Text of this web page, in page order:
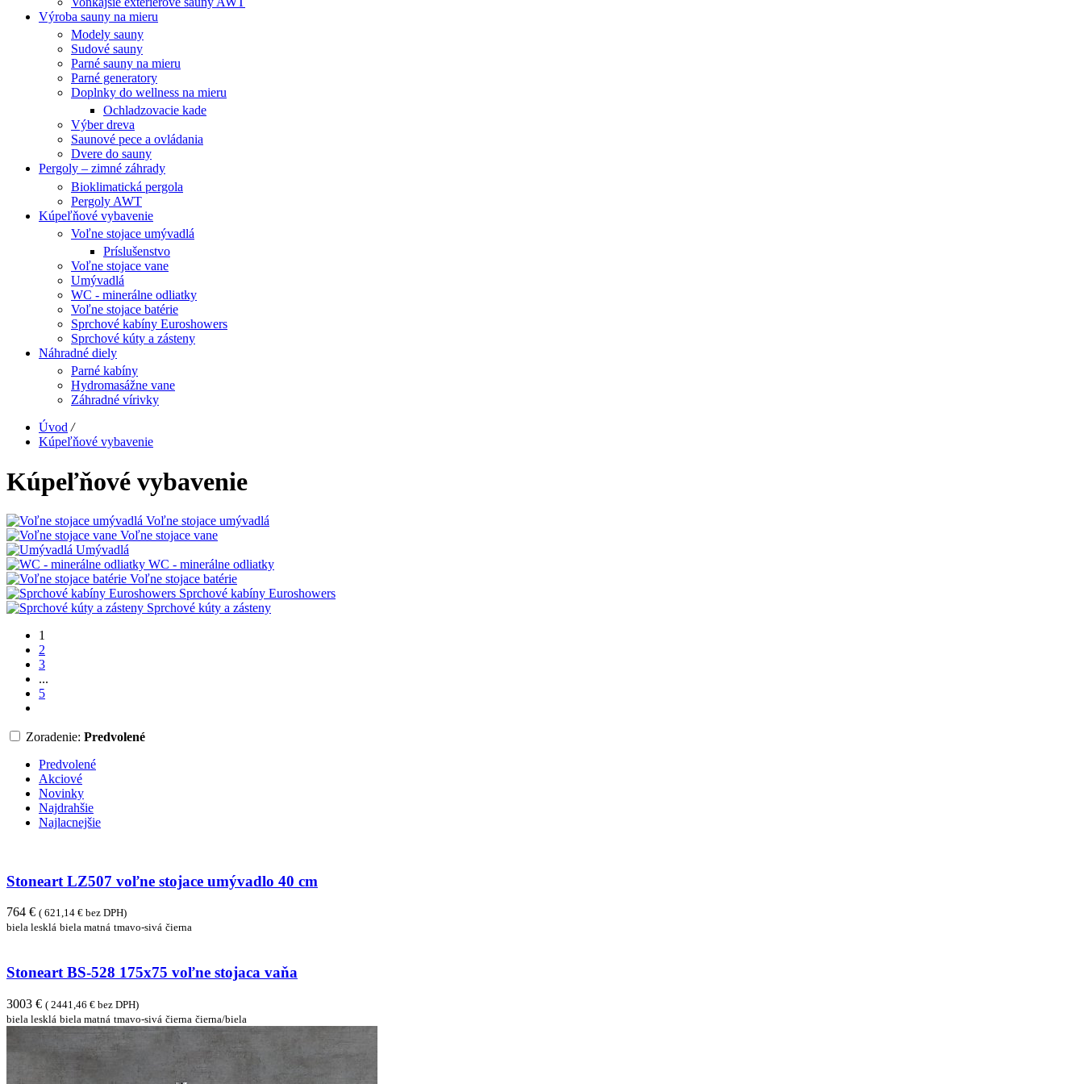
Výroba sauny na mieru
Modely sauny
Sudové sauny
Parné sauny na mieru
Parné generatory
Doplnky do wellness na mieru
Ochladzovacie kade
Výber dreva
Saunové pece a ovládania
Dvere do sauny
Pergoly – zimné záhrady
Bioklimatická pergola
Pergoly AWT
Kúpeľňové vybavenie
Voľne stojace umývadlá
Príslušenstvo
Voľne stojace vane
Umývadlá
WC - minerálne odliatky
Voľne stojace batérie
Sprchové kabíny Euroshowers
Sprchové kúty a zásteny
Náhradné diely
Parné kabíny
Hydromasážne vane
Záhradné vírivky
Úvod /
Kúpeľňové vybavenie
Kúpeľňové vybavenie
Voľne stojace umývadlá
Voľne stojace vane
Umývadlá
WC - minerálne odliatky
Voľne stojace batérie
Sprchové kabíny Euroshowers
Sprchové kúty a zásteny
1
2
3
...
5
Zoradenie: Predvolené
Predvolené
Akciové
Novinky
Najdrahšie
Najlacnejšie
Stoneart LZ507 voľne stojace umývadlo 40 cm
764 € ( 621,14 € bez DPH)
biela lesklá biela matná tmavo-sivá čierna
Stoneart BS-528 175x75 voľne stojaca vaňa
3003 € ( 2441,46 € bez DPH)
biela lesklá biela matná tmavo-sivá čierna čierna/biela